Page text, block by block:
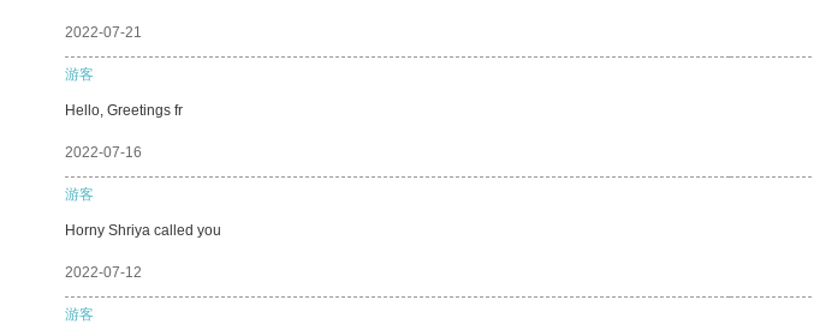
2022-07-21
游客
Hello, Greetings fr
2022-07-16
游客
Horny Shriya called you
2022-07-12
游客